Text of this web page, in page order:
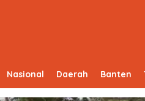
Nasional Daerah Banten